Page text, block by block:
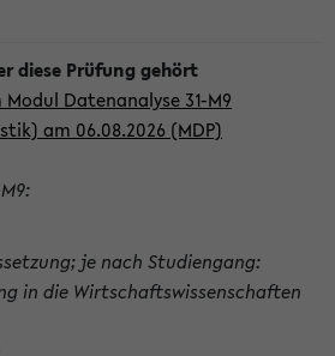
Datenanalyse 31-M9
am 06.08.2026 (MDP)
je nach Studiengang:
in die Wirtschaftswissenschaften